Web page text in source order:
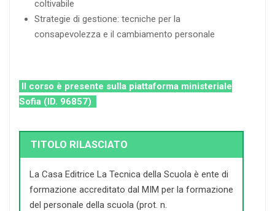
coltivabile
Strategie di gestione: tecniche per la
consapevolezza e il cambiamento personale
Il corso è presente sulla piattaforma ministeriale
Sofia (ID. 96857)
TITOLO RILASCIATO
La Casa Editrice La Tecnica della Scuola è ente di
formazione accreditato dal MIM per la formazione
del personale della scuola (prot. n.